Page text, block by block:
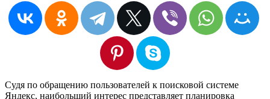
Судя по обращению пользователей к поисковой системе
Яндекс, наибольший интерес представляет планировка